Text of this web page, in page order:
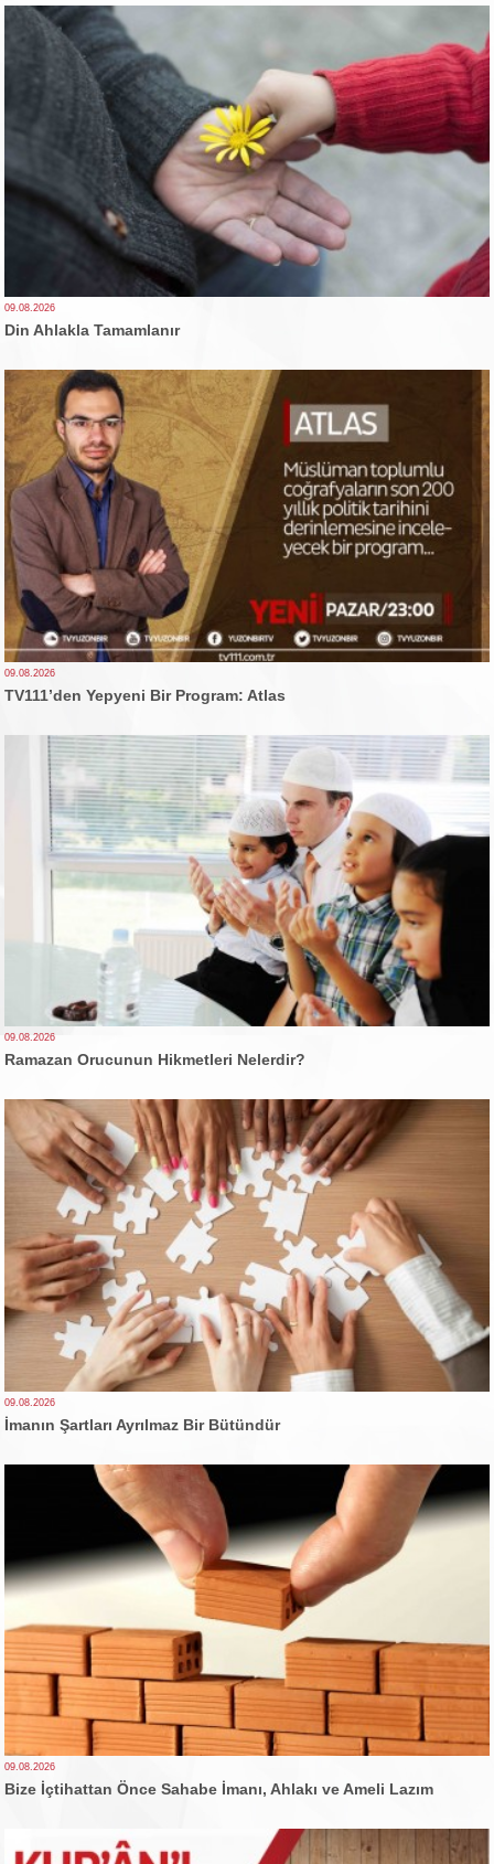
09.08.2026
Din Ahlakla Tamamlanır
09.08.2026
TV111’den Yepyeni Bir Program: Atlas
09.08.2026
Ramazan Orucunun Hikmetleri Nelerdir?
09.08.2026
İmanın Şartları Ayrılmaz Bir Bütündür
09.08.2026
Bize İçtihattan Önce Sahabe İmanı, Ahlakı ve Ameli Lazım